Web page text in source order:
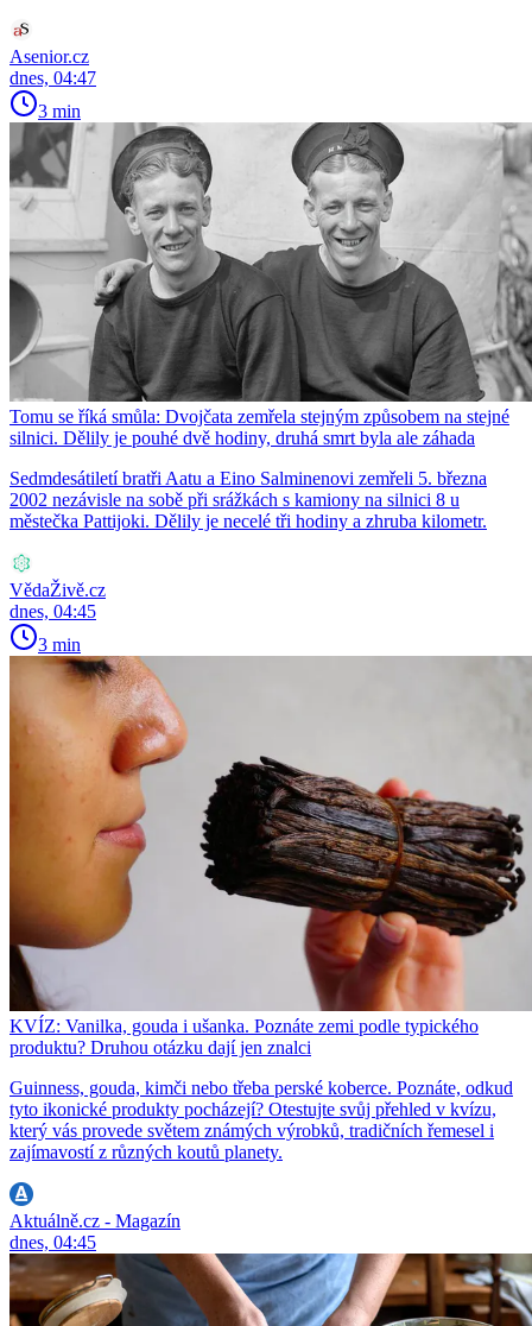
Asenior.cz
dnes, 04:47
3 min
Tomu se říká smůla: Dvojčata zemřela stejným způsobem na stejné
silnici. Dělily je pouhé dvě hodiny, druhá smrt byla ale záhada
Sedmdesátiletí bratři Aatu a Eino Salminenovi zemřeli 5. března
2002 nezávisle na sobě při srážkách s kamiony na silnici 8 u
městečka Pattijoki. Dělily je necelé tři hodiny a zhruba kilometr.
VědaŽivě.cz
dnes, 04:45
3 min
KVÍZ: Vanilka, gouda i ušanka. Poznáte zemi podle typického
produktu? Druhou otázku dají jen znalci
Guinness, gouda, kimči nebo třeba perské koberce. Poznáte, odkud
tyto ikonické produkty pocházejí? Otestujte svůj přehled v kvízu,
který vás provede světem známých výrobků, tradičních řemesel i
zajímavostí z různých koutů planety.
Aktuálně.cz - Magazín
dnes, 04:45